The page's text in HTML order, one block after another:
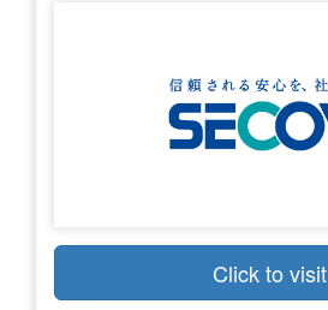
Click to visit